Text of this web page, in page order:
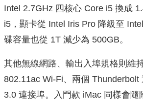
Intel 2.7GHz 四核心 Core i5 換成
i5，顯卡從 Intel Iris Pro 降級至
碟容量也從 1T 減少為 500GB。
其他無線網路、輸出入埠規格則維
802.11ac Wi-Fi、兩個 Thunderbolt
3.0 連接埠。入門款 iMac 同樣會隨